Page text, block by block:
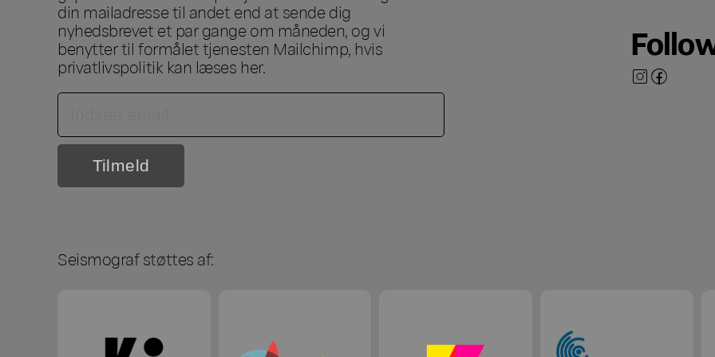
din mailadresse til andet end at sende dig
nyhedsbrevet et par gange om måneden, og vi
benytter til formålet tjenesten Mailchimp, hvis
privatlivspolitik kan læses her.
Seismograf støttes af: